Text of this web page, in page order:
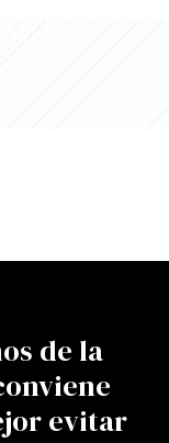
de la
evitar